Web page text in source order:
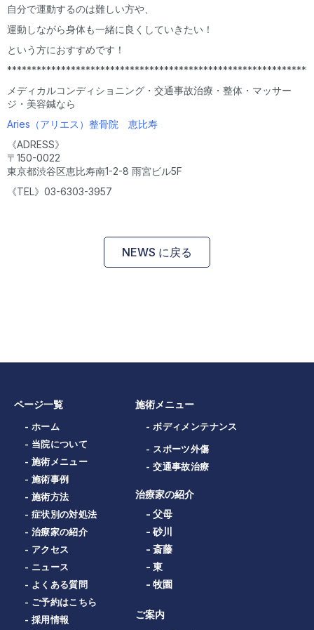
自分で運動するのは難しい方や、
運動しながら身体も一緒に良くしていきたい！
という方におすすめです！
メディカルコンディショニング・交通事故治療・整体・マッサー
ジ・美容鍼なら
Aries（アリエス）整骨院 恵比寿
《ADRESS》
〒150-0022
東京都渋谷区恵比寿南1-2-8 雨宮ビル5F
《TEL》03-6303-3957
NEWS に戻る
ページ一覧
- ホーム
- 当院について
- 施術メニュー
- 施術事例
- 施術方法
- 症状別の対処法
- 治療家の紹介
- アクセス
- ニュース
- よくある質問
- ご予約はこちら
- 採用情報
施術メニュー
- ボディメンテナンス
- スポーツ外傷
- 交通事故治療
治療家の紹介
- 父母
- 砂川
- 斎藤
- 東
- 牧園
ご案内